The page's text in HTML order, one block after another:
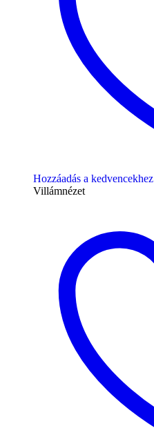
Hozzáadás a kedvencekhez
Villámnézet